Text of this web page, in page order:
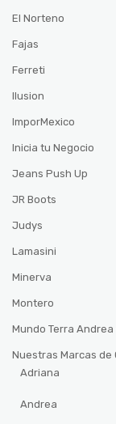
El Norteno
Fajas
Ferreti
Ilusion
ImporMexico
Inicia tu Negocio
Jeans Push Up
JR Boots
Judys
Lamasini
Minerva
Montero
Mundo Terra
Nuestras Marcas de
Adriana
Andrea